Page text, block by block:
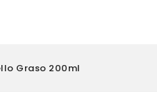
Graso 200ml